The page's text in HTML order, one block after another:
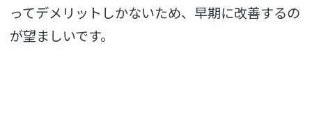
ってデメリットしかないため、早期に改善するの
が望ましいです。